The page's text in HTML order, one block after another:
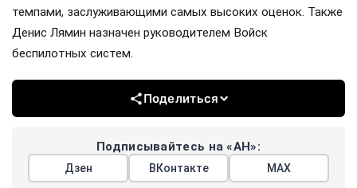
темпами, заслуживающими самых высоких оценок. Также
Денис Лямин назначен руководителем Войск
беспилотных систем.
Поделиться
Подписывайтесь на «АН»:
Дзен ВКонтакте МАХ